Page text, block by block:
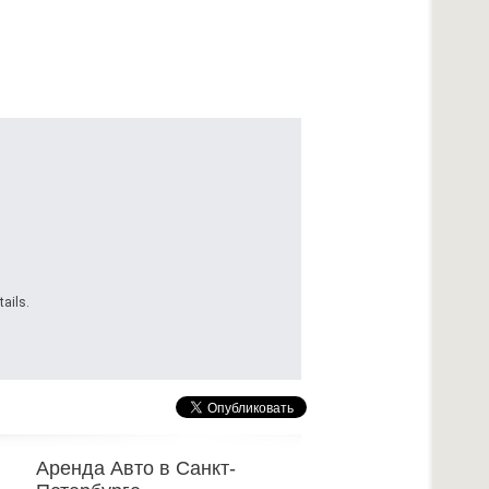
Аренда Авто в Санкт-